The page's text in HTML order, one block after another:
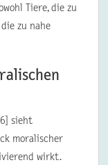
Tiere, die zu
zu nahe
sieht
moralischer
wirkt.